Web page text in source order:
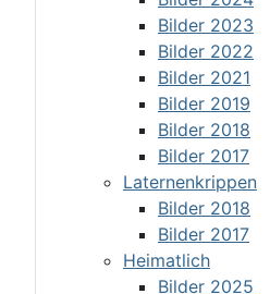
Bilder 2023
Bilder 2022
Bilder 2021
Bilder 2019
Bilder 2018
Bilder 2017
Laternenkrippen
Bilder 2018
Bilder 2017
Heimatlich
Bilder 2025